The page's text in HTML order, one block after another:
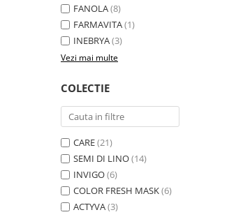
FANOLA(8)
FARMAVITA(1)
INEBRYA(3)
Vezi mai multe
COLECTIE
CARE(21)
SEMI DI LINO(14)
INVIGO(6)
COLOR FRESH MASK(6)
ACTYVA(3)